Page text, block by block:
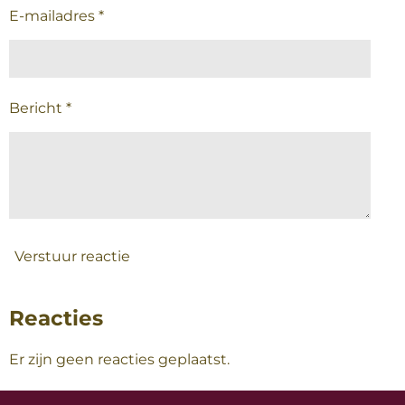
E-mailadres *
Bericht *
Verstuur reactie
Reacties
Er zijn geen reacties geplaatst.